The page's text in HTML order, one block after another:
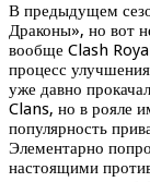
В предыдущем
Драконы», но вот
вообще Clash
процесс
уже давно
Clans, но в рояле
популярность
Элементарно
настоящими